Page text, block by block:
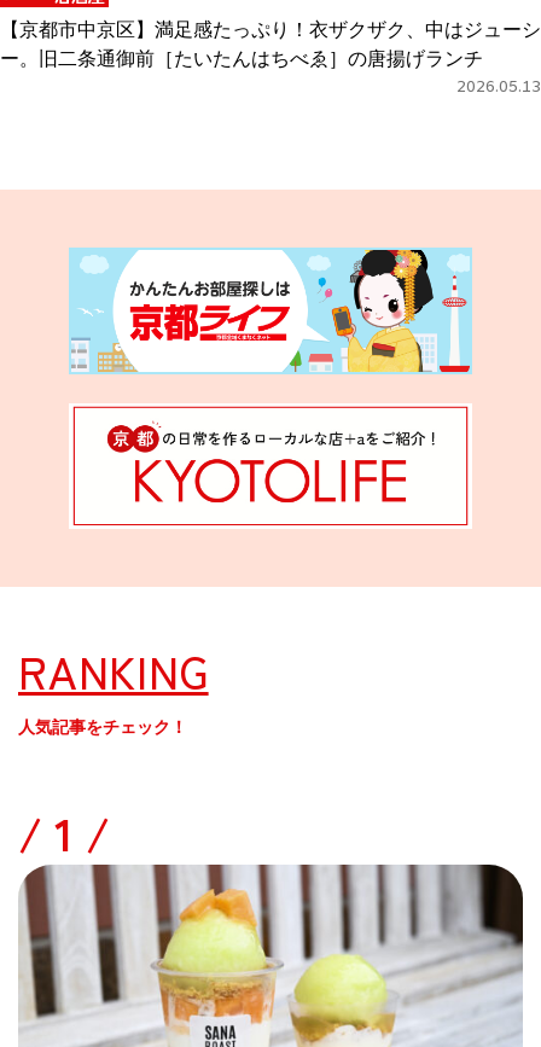
【京都市中京区】満足感たっぷり！衣ザクザク、中はジューシ
ー。旧二条通御前［たいたんはちべゑ］の唐揚げランチ
2026.05.13
RANKING
人気記事をチェック！
/